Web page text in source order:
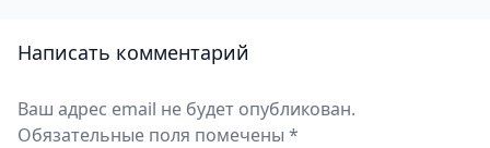
Написать комментарий
Ваш адрес email не будет опубликован.
Обязательные поля помечены *